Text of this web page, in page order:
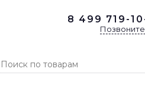
8 499 719-